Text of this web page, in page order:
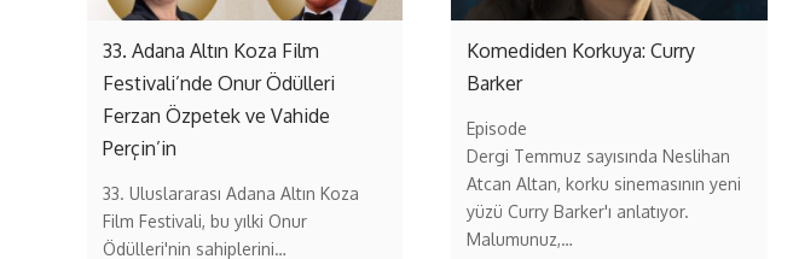
33. Adana Altın Koza Film
Festivali’nde Onur Ödülleri
Ferzan Özpetek ve Vahide
Perçin’in
33. Uluslararası Adana Altın Koza
Film Festivali, bu yılki Onur
Ödülleri'nin sahiplerini…
Komediden Korkuya: Curry
Barker
Episode
Dergi Temmuz sayısında Neslihan
Atcan Altan, korku sinemasının yeni
yüzü Curry Barker'ı anlatıyor.
Malumunuz,…